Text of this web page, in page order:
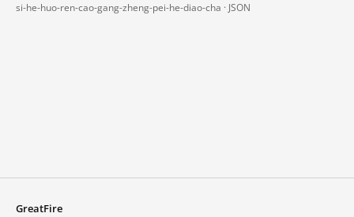
si-he-huo-ren-cao-gang-zheng-pei-he-diao-cha · JSON
GreatFire